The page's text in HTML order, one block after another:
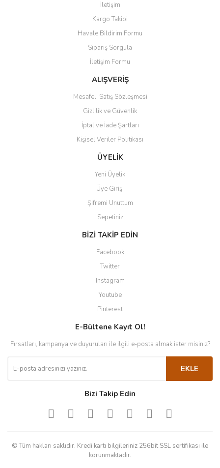
İletişim
Kargo Takibi
Havale Bildirim Formu
Sipariş Sorgula
İletişim Formu
ALIŞVERİŞ
Mesafeli Satış Sözleşmesi
Gizlilik ve Güvenlik
İptal ve İade Şartları
Kişisel Veriler Politikası
ÜYELİK
Yeni Üyelik
Üye Girişi
Şifremi Unuttum
Sepetiniz
BİZİ TAKİP EDİN
Facebook
Twitter
Instagram
Youtube
Pinterest
E-Bültene Kayıt Ol!
Fırsatları, kampanya ve duyuruları ile ilgili e-posta almak ister misiniz?
EKLE
Bizi Takip Edin
© Tüm hakları saklıdır. Kredi kartı bilgileriniz 256bit SSL sertifikası ile
korunmaktadır.